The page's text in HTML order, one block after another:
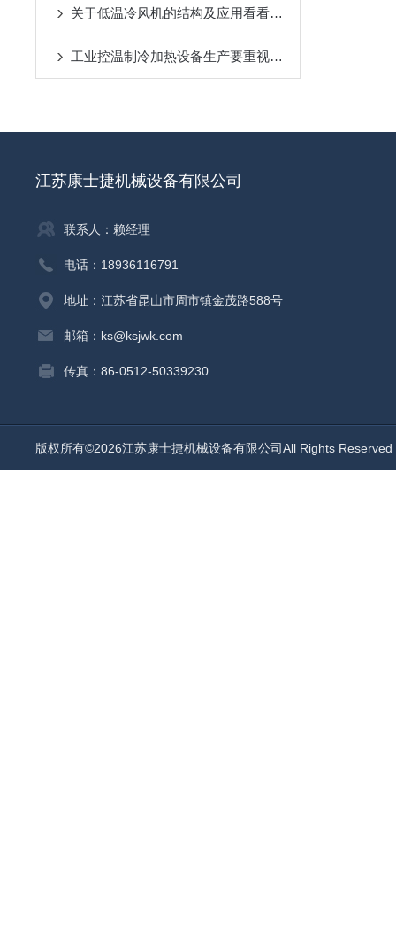
关于低温冷风机的结构及应用看看本篇吧
工业控温制冷加热设备生产要重视功能和质量
江苏康士捷机械设备有限公司
联系人：赖经理
电话：18936116791
地址：江苏省昆山市周市镇金茂路588号
邮箱：ks@ksjwk.com
传真：86-0512-50339230
版权所有©2026江苏康士捷机械设备有限公司All Rights